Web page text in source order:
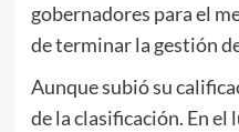
gobernadores para el
de terminar la gestión
Aunque subió su
de la clasificación. En el